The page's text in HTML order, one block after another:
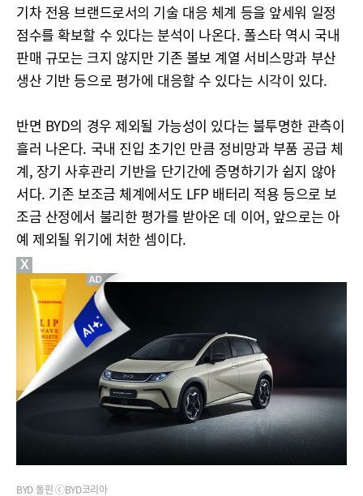
기차 전용 브랜드로서의 기술 대응 체계 등을 앞세워 일정
점수를 확보할 수 있다는 분석이 나온다. 폴스타 역시 국내
판매 규모는 크지 않지만 기존 볼보 계열 서비스망과 부산
생산 기반 등으로 평가에 대응할 수 있다는 시각이 있다.
반면 BYD의 경우 제외될 가능성이 있다는 불투명한 관측이
흘러 나온다. 국내 진입 초기인 만큼 정비망과 부품 공급 체
계, 장기 사후관리 기반을 단기간에 증명하기가 쉽지 않아
서다. 기존 보조금 체계에서도 LFP 배터리 적용 등으로 보
조금 산정에서 불리한 평가를 받아온 데 이어, 앞으로는 아
예 제외될 위기에 처한 셈이다.
BYD 돌핀 ⓒBYD코리아
X